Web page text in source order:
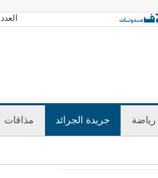
العدد 3604 الأحد 09 أغسطس 2026 آخر تحديث GMT 11:00
رياضة جريدة الجرائد مذاقات